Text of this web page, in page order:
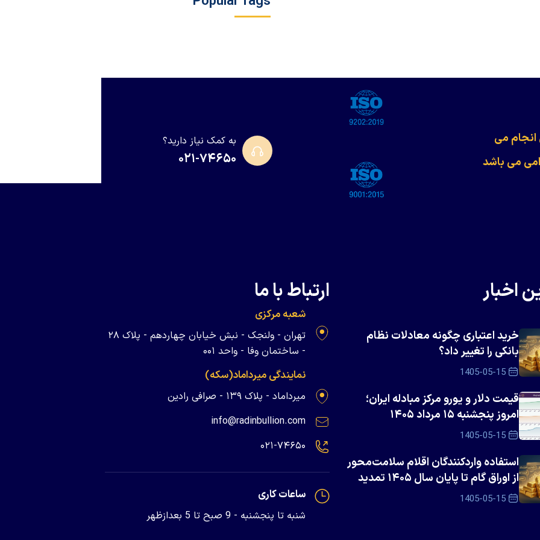
می
می باشد
به کمک نیاز دارید؟
۰۲۱-۷۴۶۵۰
اخبار
خرید اعتباری چگونه معادلات نظام
بانکی را تغییر داد؟
1405-05-15
قیمت دلار و یورو مرکز مبادله ایران؛
امروز پنجشنبه ۱۵ مرداد ۱۴۰۵
1405-05-15
استفاده واردکنندگان اقلام سلامت‌محور
از اوراق گام تا پایان سال ۱۴۰۵ تمدید
شد1405-05-15
ارتباط با ما
شعبه مرکزی
تهران - ولنجک - نبش خیابان چهاردهم - پلاک ۲۸
- ساختمان وفا - واحد ۰۰۱
نمایندگی میرداماد(سکه)
میرداماد - پلاک ۱۳۹ - صرافی رادین
info@radinbullion.com
۰۲۱-۷۴۶۵۰
ساعات کاری
شنبه تا پنجشنبه - 9 صبح تا 5 بعدازظهر